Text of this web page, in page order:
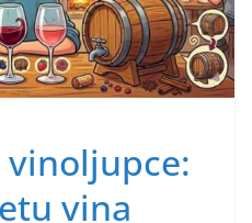
vinoljupce:
vina